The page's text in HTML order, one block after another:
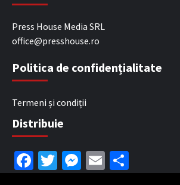
Press House Media SRL
office@presshouse.ro
Politica de confidențialitate
Termeni și condiții
Distribuie
Facebook
Twitter
Messenger
Email